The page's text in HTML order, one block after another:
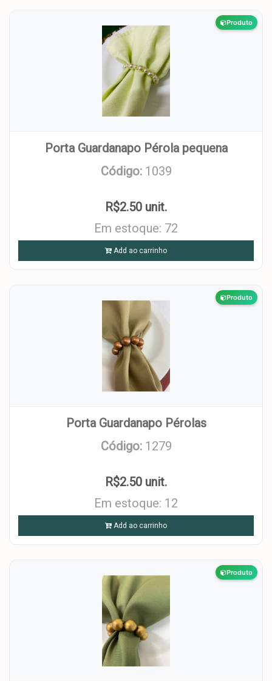
Produto
Porta Guardanapo Pérola pequena
Código: 1039
R$2.50 unit.
Em estoque: 72
Add ao carrinho
Produto
Porta Guardanapo Pérolas
Código: 1279
R$2.50 unit.
Em estoque: 12
Add ao carrinho
Produto